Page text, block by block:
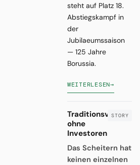
steht auf Platz 18.
Abstiegskampf in
der
Jubilaeumssaison
— 125 Jahre
Borussia.
WEITERLESEN→
Traditionsverein
ohne
Investoren
Das Scheitern hat
keinen einzelnen